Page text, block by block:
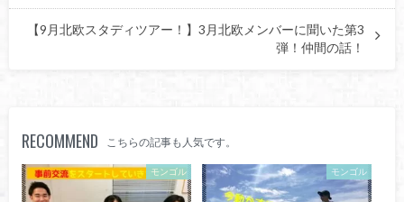
【9月北欧スタディツアー！】3月北欧メンバーに聞いた第3
弾！仲間の話！
RECOMMEND こちらの記事も人気です。
モンゴル モンゴル